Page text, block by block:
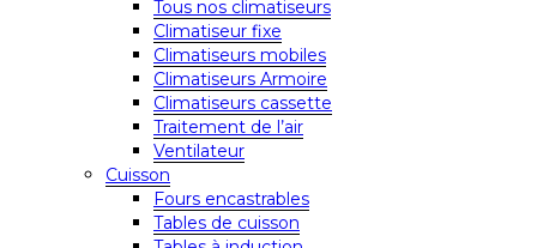
Tous nos climatiseurs
Climatiseur fixe
Climatiseurs mobiles
Climatiseurs Armoire
Climatiseurs cassette
Traitement de l’air
Ventilateur
Cuisson
Fours encastrables
Tables de cuisson